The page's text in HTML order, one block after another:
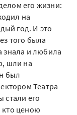
его жизни:
на
год. И это
того была
знала и любила
шли на
был
Театра
стали его
кто ценою